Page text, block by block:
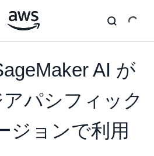
AI が
パシフィック
ジョンで利用